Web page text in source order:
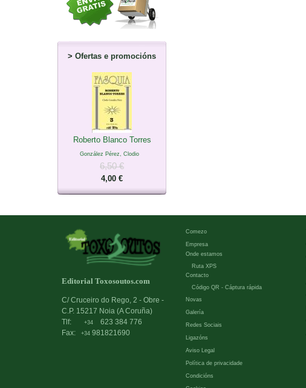
> Ofertas e promocións
Roberto Blanco Torres
González Pérez, Clodio
6,50 €
4,00 €
Editorial Toxosoutos.com
C/ Cruceiro do Rego, 2 - Obre -
C.P. 15217 Noia (A Coruña)
Tlf:
+34
623 384 776
Fax:
+34 981821690
Comezo
Empresa
Onde estamos
Ruta XPS
Contacto
Código QR - Cáptura rápida
Novas
Galería
Redes Sociais
Ligazóns
Aviso Legal
Política de privacidade
Condicións